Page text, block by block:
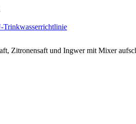
Trinkwasserrichtlinie
Zitronensaft und Ingwer mit Mixer